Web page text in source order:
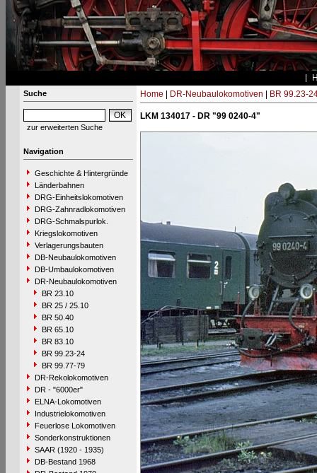
Suche
zur erweiterten Suche
Navigation
Geschichte & Hintergründe
Länderbahnen
DRG-Einheitslokomotiven
DRG-Zahnradlokomotiven
DRG-Schmalspurlok.
Kriegslokomotiven
Verlagerungsbauten
DB-Neubaulokomotiven
DB-Umbaulokomotiven
DR-Neubaulokomotiven
BR 23.10
BR 25 / 25.10
BR 50.40
BR 65.10
BR 83.10
BR 99.23-24
BR 99.77-79
DR-Rekolokomotiven
DR - "6000er"
ELNA-Lokomotiven
Industrielokomotiven
Feuerlose Lokomotiven
Sonderkonstruktionen
SAAR (1920 - 1935)
DB-Bestand 1968
Home DR-Neubaulokomotiven BR 99.23-
LKM 134017 - DR "99 0240-4"